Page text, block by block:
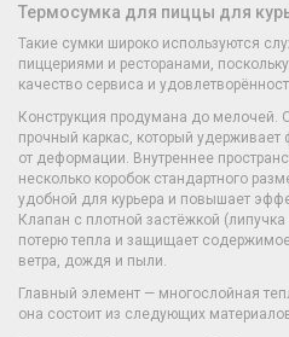
Термосумка для пиццы для
Такие сумки широко используются
пиццериями и ресторанами,
качество сервиса и
Конструкция продумана до мелочей.
прочный каркас, который
от деформации. Внутреннее
несколько коробок стандартного
удобной для курьера и повышает
Клапан с плотной застёжкой
потерю тепла и защищает
ветра, дождя и пыли.
Главный элемент — многослойная
она состоит из следующих